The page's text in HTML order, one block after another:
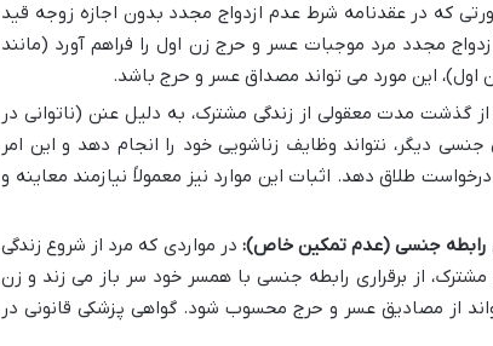
که در عقدنامه شرط عدم ازدواج مجدد بدون اجازه زوجه قید
مجدد مرد موجبات عسر و حرج زن اول را فراهم آورد (مانند
اول)، این مورد می تواند مصداق عسر و حرج باشد.
گذشت مدت معقولی از زندگی مشترک، به دلیل عنن (ناتوانی در
جنسی دیگر، نتواند وظایف زناشویی خود را انجام دهد و این امر
طلاق دهد. اثبات این موارد نیز معمولاً نیازمند معاینه و
رابطه جنسی (عدم تمکین خاص): در مواردی که مرد از شروع زندگی
از برقراری رابطه جنسی با همسر خود سر باز می زند و زن
از مصادیق عسر و حرج محسوب شود. گواهی پزشکی قانونی در